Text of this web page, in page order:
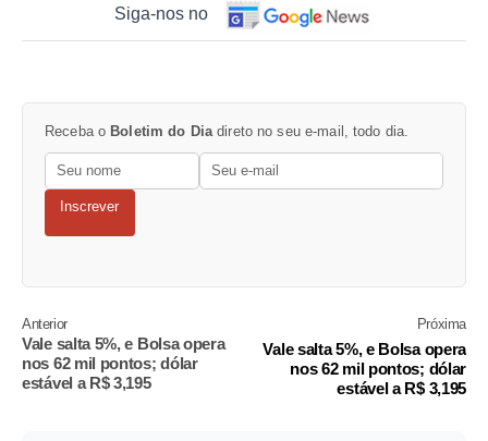
Siga-nos no
Receba o Boletim do Diadireto no seu e-mail, todo dia.
Inscrever
Anterior
Vale salta 5%, e Bolsa opera
nos 62 mil pontos; dólar
estável a R$ 3,195
Próxima
Vale salta 5%, e Bolsa opera
nos 62 mil pontos; dólar
estável a R$ 3,195